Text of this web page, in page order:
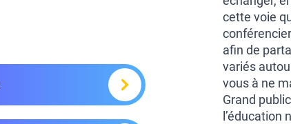
cette voie
afin de
variés
vous à ne
Grand